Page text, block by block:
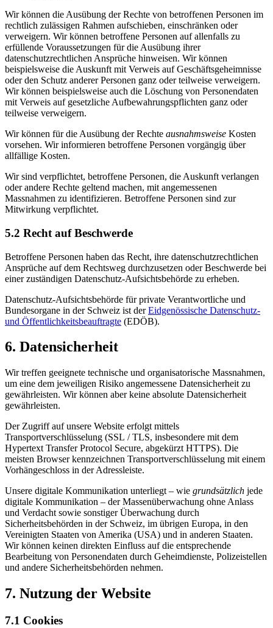
Wir können die Ausübung der Rechte von betroffenen Personen im
rechtlich zulässigen Rahmen aufschieben, einschränken oder
verweigern. Wir können betroffene Personen auf allenfalls zu
erfüllende Voraussetzungen für die Ausübung ihrer
datenschutzrechtlichen Ansprüche hinweisen. Wir können
beispielsweise die Auskunft mit Verweis auf Geschäftsgeheimnisse
oder den Schutz anderer Personen ganz oder teilweise verweigern.
Wir können beispielsweise auch die Löschung von Personendaten
mit Verweis auf gesetzliche Aufbewahrungspflichten ganz oder
teilweise verweigern.
Wir können für die Ausübung der Rechte ausnahmsweise Kosten
vorsehen. Wir informieren betroffene Personen vorgängig über
allfällige Kosten.
Wir sind verpflichtet, betroffene Personen, die Auskunft verlangen
oder andere Rechte geltend machen, mit angemessenen
Massnahmen zu identifizieren. Betroffene Personen sind zur
Mitwirkung verpflichtet.
5.2 Recht auf Beschwerde
Betroffene Personen haben das Recht, ihre datenschutzrechtlichen
Ansprüche auf dem Rechtsweg durchzusetzen oder Beschwerde bei
einer zuständigen Datenschutz-Aufsichtsbehörde zu erheben.
Datenschutz-Aufsichtsbehörde für private Verantwortliche und
Bundesorgane in der Schweiz ist derEidgenössische Datenschutz-
und Öffentlichkeitsbeauftragte (EDÖB).
6. Datensicherheit
Wir treffen geeignete technische und organisatorische Massnahmen,
um eine dem jeweiligen Risiko angemessene Datensicherheit zu
gewährleisten. Wir können aber keine absolute Datensicherheit
gewährleisten.
Der Zugriff auf unsere Website erfolgt mittels
Transportverschlüsselung (SSL / TLS, insbesondere mit dem
Hypertext Transfer Protocol Secure, abgekürzt HTTPS). Die
meisten Browser kennzeichnen Transportverschlüsselung mit einem
Vorhängeschloss in der Adressleiste.
Unsere digitale Kommunikation unterliegt – wie grundsätzlich jede
digitale Kommunikation – der Massenüberwachung ohne Anlass
und Verdacht sowie sonstiger Überwachung durch
Sicherheitsbehörden in der Schweiz, im übrigen Europa, in den
Vereinigten Staaten von Amerika (USA) und in anderen Staaten.
Wir können keinen direkten Einfluss auf die entsprechende
Bearbeitung von Personendaten durch Geheimdienste, Polizeistellen
und andere Sicherheitsbehörden nehmen.
7. Nutzung der Website
7.1 Cookies